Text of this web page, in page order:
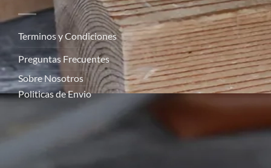
Terminos y Condiciones
Preguntas Frecuentes
Sobre Nosotros
Politicas de Envio